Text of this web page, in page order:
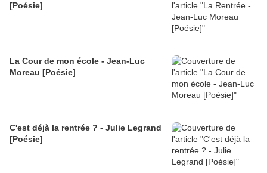
[Poésie]
La Cour de mon école - Jean-Luc
Moreau [Poésie]
C'est déjà la rentrée ? - Julie Legrand
[Poésie]